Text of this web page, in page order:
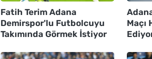
Fatih Terim Adana
Demirspor'lu Futbolcuyu
Takımında Görmek İstiyor
Maçı